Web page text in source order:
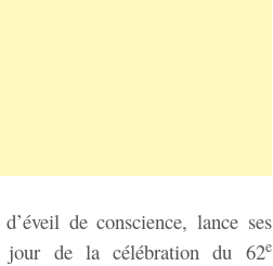
de conscience, lance ses
de la célébration du 62e